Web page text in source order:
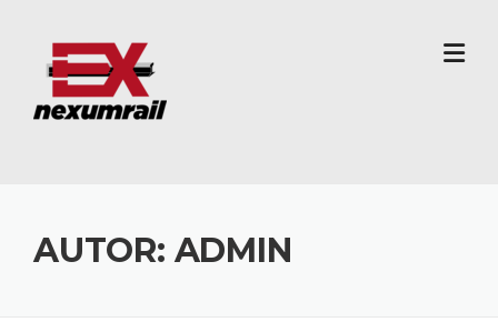
content
AUTOR: ADMIN